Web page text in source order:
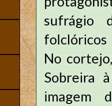
sufrágio
folclóricos
No
Sobreira
imagem